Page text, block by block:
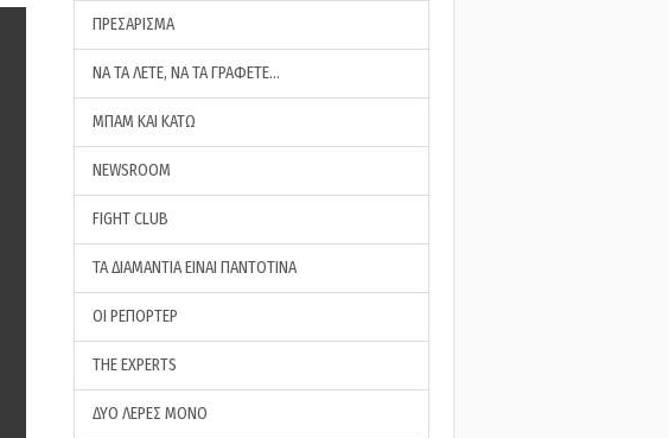
ΠΡΕΣΑΡΙΣΜΑ
ΝΑ ΤΑ ΛΕΤΕ, ΝΑ ΤΑ ΓΡΑΦΕΤΕ…
ΜΠΑΜ ΚΑΙ ΚΑΤΩ
NEWSROOM
FIGHT CLUB
ΤΑ ΔΙΑΜΑΝΤΙΑ ΕΙΝΑΙ ΠΑΝΤΟΤΙΝΑ
ΟΙ ΡΕΠΟΡΤΕΡ
THE EXPERTS
ΔΥΟ ΛΕΡΕΣ ΜΟΝΟ